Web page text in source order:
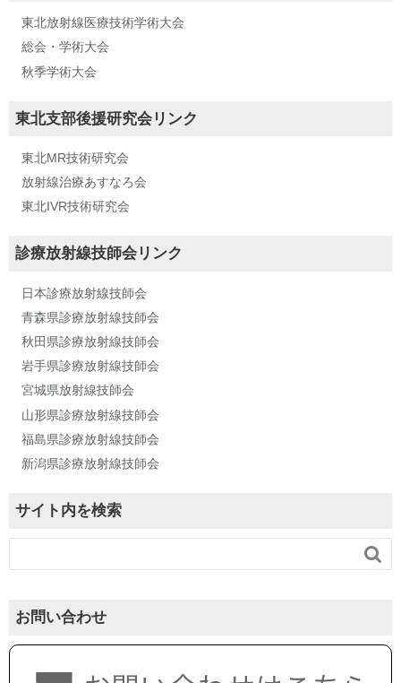
東北放射線医療技術学術大会
総会・学術大会
秋季学術大会
東北支部後援研究会リンク
東北MR技術研究会
放射線治療あすなろ会
東北IVR技術研究会
診療放射線技師会リンク
日本診療放射線技師会
青森県診療放射線技師会
秋田県診療放射線技師会
岩手県診療放射線技師会
宮城県放射線技師会
山形県診療放射線技師会
福島県診療放射線技師会
新潟県診療放射線技師会
サイト内を検索

お問い合わせ